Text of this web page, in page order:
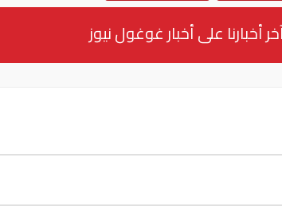
أخبارنا على أخبار غوغول نيوز